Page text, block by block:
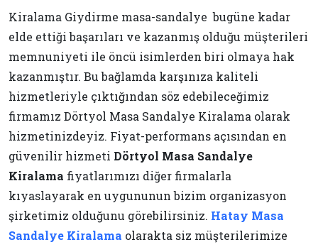
Kiralama Giydirme masa-sandalye bugüne kadar
elde ettiği başarıları ve kazanmış olduğu müşterileri
memnuniyeti ile öncü isimlerden biri olmaya hak
kazanmıştır. Bu bağlamda karşınıza kaliteli
hizmetleriyle çıktığından söz edebileceğimiz
firmamız Dörtyol Masa Sandalye Kiralama olarak
hizmetinizdeyiz. Fiyat-performans açısından en
güvenilir hizmeti Dörtyol Masa Sandalye
Kiralama fiyatlarımızı diğer firmalarla
kıyaslayarak en uygununun bizim organizasyon
şirketimiz olduğunu görebilirsiniz. Hatay Masa
Sandalye Kiralama olarakta siz müşterilerimize